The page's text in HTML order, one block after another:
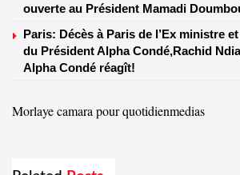
ouverte au Président Mamadi
Paris: Décès à Paris de l’Ex ministre
du Président Alpha Condé,Rachid
Alpha Condé réagît!
Morlaye camara pour quotidienmedias